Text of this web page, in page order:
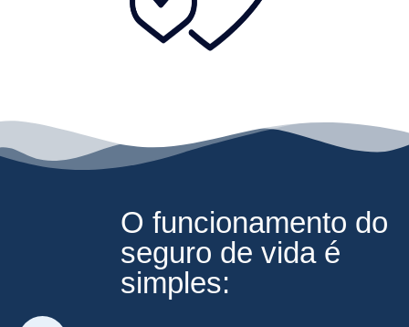
O funcionamento do
seguro de vida é
simples: